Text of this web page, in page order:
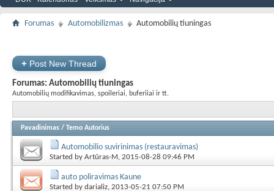
Forumas Automobilizmas Automobilių tiuningas
+ Post New Thread
Forumas: Automobilių tiuningas
Automobilių modifikavimas, spoileriai, buferiiai ir tt.
Pavadinimas / Temo Autorius
Automobilio suvirinimas (restauravimas)
Started by Artūras-M, 2015-08-28 09:46 PM
auto poliravimas Kaune
Started by darializ, 2013-05-21 07:50 PM